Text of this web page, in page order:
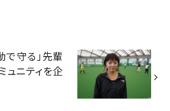
で守る」先輩
ュニティを企